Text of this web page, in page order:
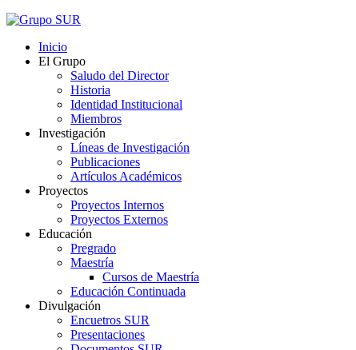
Inicio
El Grupo
Saludo del Director
Historia
Identidad Institucional
Miembros
Investigación
Líneas de Investigación
Publicaciones
Artículos Académicos
Proyectos
Proyectos Internos
Proyectos Externos
Educación
Pregrado
Maestría
Cursos de Maestría
Educación Continuada
Divulgación
Encuetros SUR
Presentaciones